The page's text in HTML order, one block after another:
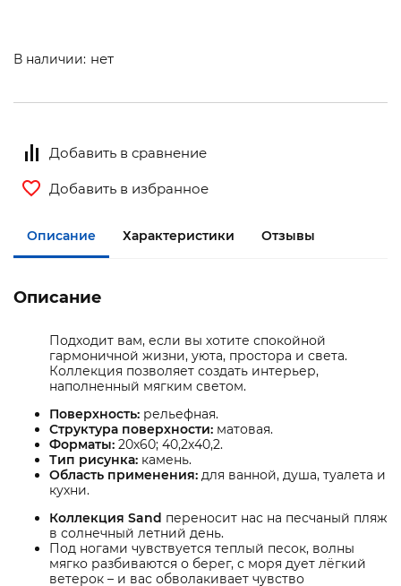
В наличии: нет
Добавить в сравнение
Добавить в избранное
Описание Характеристики Отзывы
Описание
Подходит вам, если вы хотите спокойной
гармоничной жизни, уюта, простора и света.
Коллекция позволяет создать интерьер,
наполненный мягким светом.
Поверхность: рельефная.
Структура поверхности: матовая.
Форматы: 20х60; 40,2х40,2.
Тип рисунка: камень.
Область применения: для ванной, душа, туалета и
кухни.
Коллекция Sand переносит нас на песчаный пляж
в солнечный летний день.
Под ногами чувствуется теплый песок, волны
мягко разбиваются о берег, с моря дует лёгкий
ветерок – и вас обволакивает чувство